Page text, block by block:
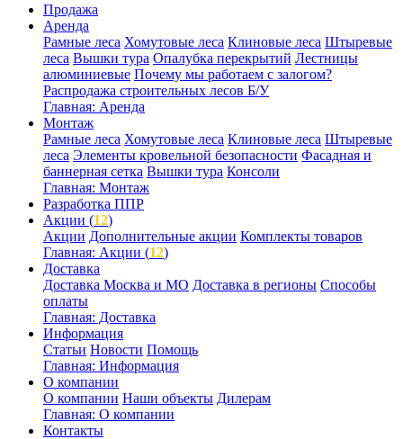
Продажа
Аренда
Рамные леса Хомутовые леса Клиновые леса Штыревые
леса Вышки тура Опалубка перекрытий Лестницы
алюминиевые Почему мы работаем с залогом?
Распродажа строительных лесов Б/У
Главная: Аренда
Монтаж
Рамные леса Хомутовые леса Клиновые леса Штыревые
леса Элементы кровельной безопасности Фасадная и
баннерная сетка Вышки тура Консоли
Главная: Монтаж
Разработка ППР
Акции (12)
Акции Дополнительные акции Комплекты товаров
Главная: Акции (12)
Доставка
Доставка Москва и МО Доставка в регионы Способы
оплаты
Главная: Доставка
Информация
Статьи Новости Помощь
Главная: Информация
О компании
О компании Наши объекты Дилерам
Главная: О компании
Контакты